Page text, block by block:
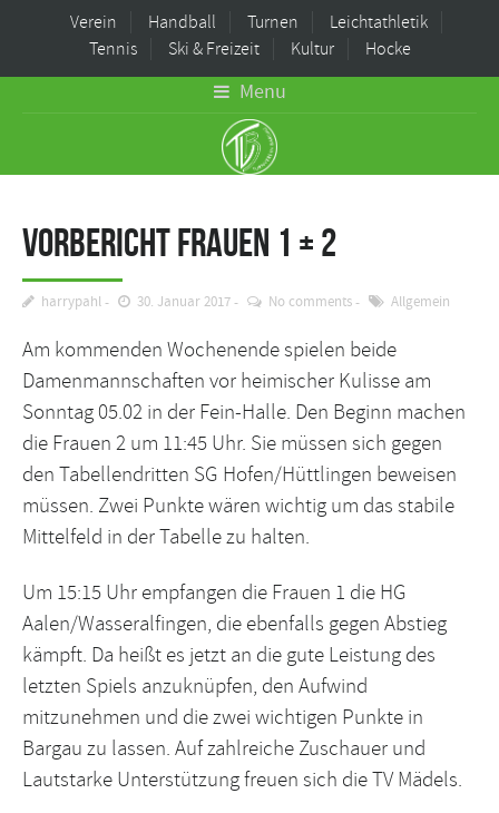
Verein Handball Turnen
Leichtathletik
Tennis
Ski & Freizeit Kultur Hocke
Menu
Vorbericht Frauen 1 + 2
harrypahl 30. Januar 2017 No comments Allgemein
Am kommenden Wochenende spielen beide
Damenmannschaften vor heimischer Kulisse am
Sonntag 05.02 in der Fein-Halle. Den Beginn machen
die Frauen 2 um 11:45 Uhr. Sie müssen sich gegen
den Tabellendritten SG Hofen/Hüttlingen beweisen
müssen. Zwei Punkte wären wichtig um das stabile
Mittelfeld in der Tabelle zu halten.
Um 15:15 Uhr empfangen die Frauen 1 die HG
Aalen/Wasseralfingen, die ebenfalls gegen Abstieg
kämpft. Da heißt es jetzt an die gute Leistung des
letzten Spiels anzuknüpfen, den Aufwind
mitzunehmen und die zwei wichtigen Punkte in
Bargau zu lassen. Auf zahlreiche Zuschauer und
Lautstarke Unterstützung freuen sich die TV Mädels.